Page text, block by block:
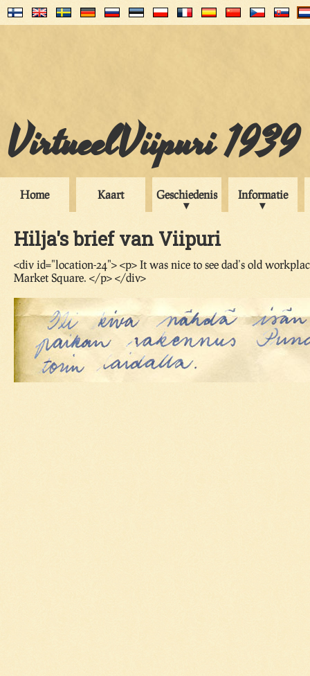
VirtueelViipuri 1939
Home Kaart Geschiedenis Informatie
Hilja's brief van Viipuri
<div id="location-24"> <p> It was nice to see dad’s old
Market Square. </p> </div>